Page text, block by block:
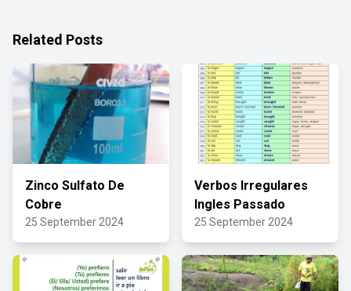
Related Posts
Zinco Sulfato De
Cobre
25 September 2024
Verbos Irregulares
Ingles Passado
25 September 2024